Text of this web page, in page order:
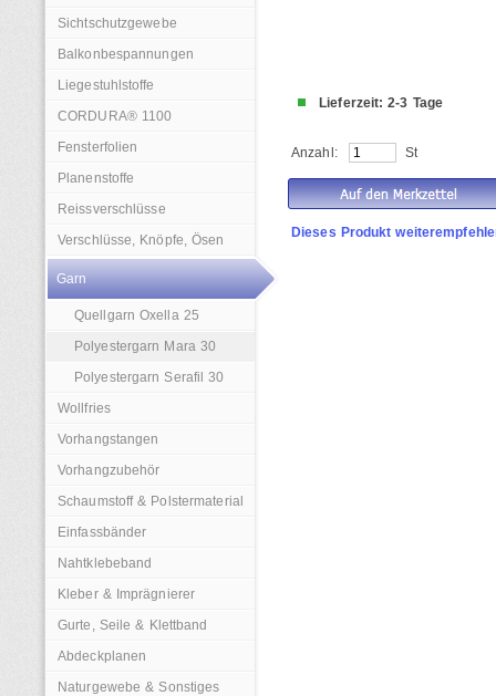
Sichtschutzgewebe
Balkonbespannungen
Liegestuhlstoffe
CORDURA® 1100
Fensterfolien
Planenstoffe
Reissverschlüsse
Verschlüsse, Knöpfe, Ösen
Garn
Quellgarn Oxella 25
Polyestergarn Mara 30
Polyestergarn Serafil 30
Wollfries
Vorhangstangen
Vorhangzubehör
Schaumstoff & Polstermaterial
Einfassbänder
Nahtklebeband
Kleber & Imprägnierer
Gurte, Seile & Klettband
Abdeckplanen
Naturgewebe & Sonstiges
Lieferzeit: 2-3 Tage
Anzahl: St
Dieses Produkt